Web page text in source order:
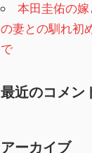
本田圭佑の
の妻との馴れ初
で
最近のコメン
アーカイブ